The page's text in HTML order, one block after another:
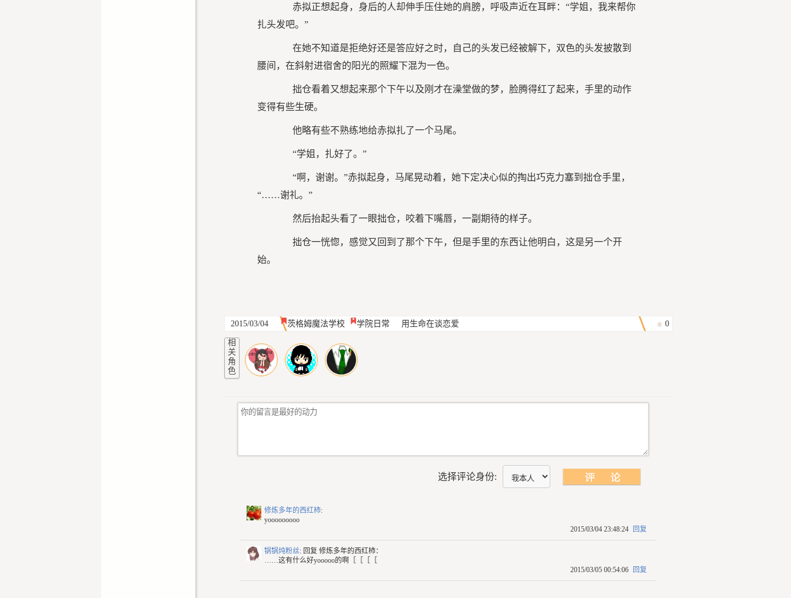
赤拟正想起身，身后的人却伸手压住她的肩膀，呼吸声近在耳畔：“学姐，我来帮你
扎头发吧。”
在她不知道是拒绝好还是答应好之时，自己的头发已经被解下，双色的头发披散到
腰间，在斜射进宿舍的阳光的照耀下混为一色。
拙仓看着又想起来那个下午以及刚才在澡堂做的梦，脸腾得红了起来，手里的动作
变得有些生硬。
他略有些不熟练地给赤拟扎了一个马尾。
“学姐，扎好了。”
“啊，谢谢。”赤拟起身，马尾晃动着，她下定决心似的掏出巧克力塞到拙仓手里，
“……谢礼。”
然后抬起头看了一眼拙仓，咬着下嘴唇，一副期待的样子。
拙仓一恍惚，感觉又回到了那个下午，但是手里的东西让他明白，这是另一个开
始。
2015/03/04 茨格姆魔法学校 学院日常 用生命在谈恋爱 0
相
关
角
色
选择评论身份:
修炼多年的西红柿:
yooooooooo
2015/03/04 23:48:24
回复
锅锅炖粉丝: 回复 修炼多年的西红柿：
……这有什么好yooooo的啊［［［［
2015/03/05 00:54:06
回复